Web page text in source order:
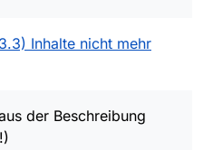
machen könnte,
mein Voodoo. Aber wie
was hier passiert.
ein HelloWord, in welchem
Auch im von diesem Test-
erzeugten Textfenster kann
wird zwar das
GUI-Element in MV
über so eine .java Datei
Inhalte nicht mehr
der Beschreibung
!)